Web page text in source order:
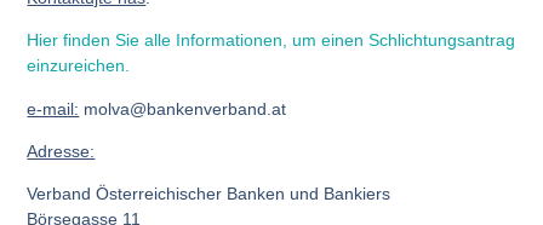
Hier finden Sie alle Informationen, um einen Schlichtungsantrag
einzureichen.
e-mail: molva@bankenverband.at
Adresse:
Verband Österreichischer Banken und Bankiers
Börsegasse 11